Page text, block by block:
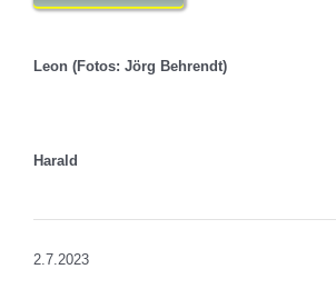
Leon (Fotos: Jörg Behrendt)
Harald
2.7.2023